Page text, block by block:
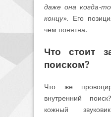
даже она когда-
концу». Его
чем понятна.
Что стоит
поиском?
Что же
внутренний
кожный